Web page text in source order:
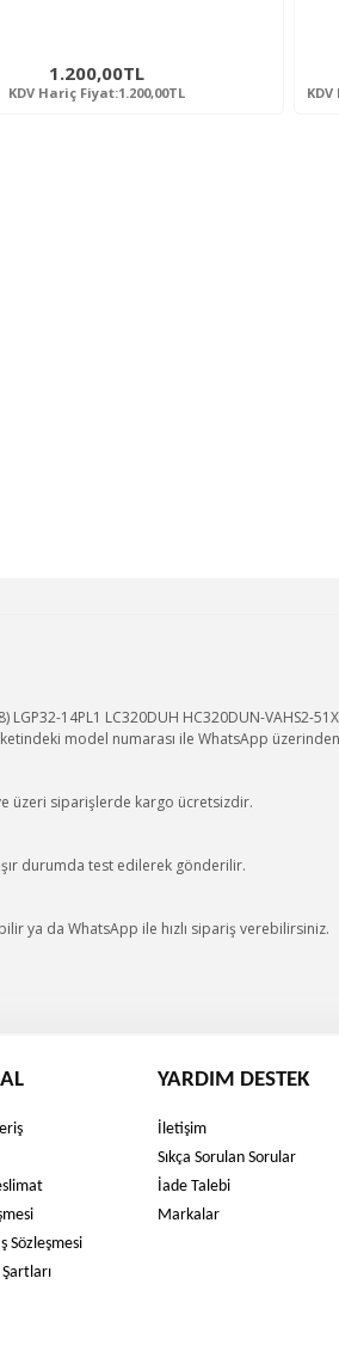
1.200,00TL
KDV Hariç Fiyat:1.200,00TL
LGP32-14PL1 LC320DUH HC320DUN-VAHS2-
model numarası ile WhatsApp
üzeri siparişlerde kargo ücretsizdir.
durumda test edilerek gönderilir.
ya da WhatsApp ile hızlı sipariş verebilirsiniz.
Sözleşmesi
YARDIM DESTEK
İletişim
Sıkça Sorulan Sorular
İade Talebi
Markalar